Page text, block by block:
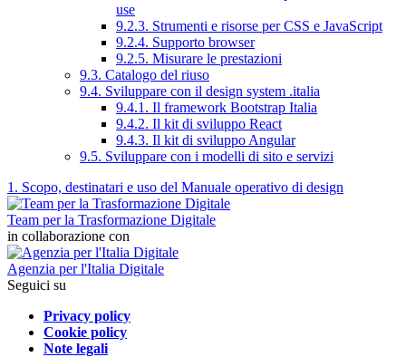
use
9.2.3. Strumenti e risorse per CSS e JavaScript
9.2.4. Supporto browser
9.2.5. Misurare le prestazioni
9.3. Catalogo del riuso
9.4. Sviluppare con il design system .italia
9.4.1. Il framework Bootstrap Italia
9.4.2. Il kit di sviluppo React
9.4.3. Il kit di sviluppo Angular
9.5. Sviluppare con i modelli di sito e servizi
1. Scopo, destinatari e uso del Manuale operativo di design
Team per la Trasformazione Digitale
in collaborazione con
Agenzia per l'Italia Digitale
Seguici su
Privacy policy
Cookie policy
Note legali